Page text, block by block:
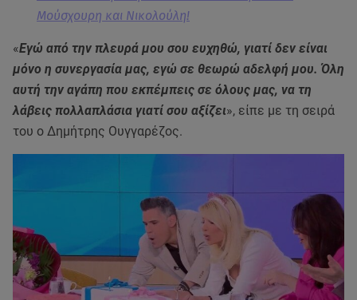
Μούσχουρη και Νικολούλη!
«Εγώ από την πλευρά μου σου ευχηθώ, γιατί δεν είναι
μόνο η συνεργασία μας, εγώ σε θεωρώ αδελφή μου. Όλη
αυτή την αγάπη που εκπέμπεις σε όλους μας, να τη
λάβεις πολλαπλάσια γιατί σου αξίζει», είπε με τη σειρά
του ο Δημήτρης Ουγγαρέζος.